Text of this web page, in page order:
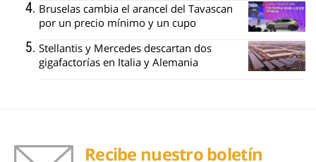
Bruselas cambia el arancel del Tavascan
por un precio mínimo y un cupo
Stellantis y Mercedes descartan dos
gigafactorías en Italia y Alemania
Recibe nuestro boletín